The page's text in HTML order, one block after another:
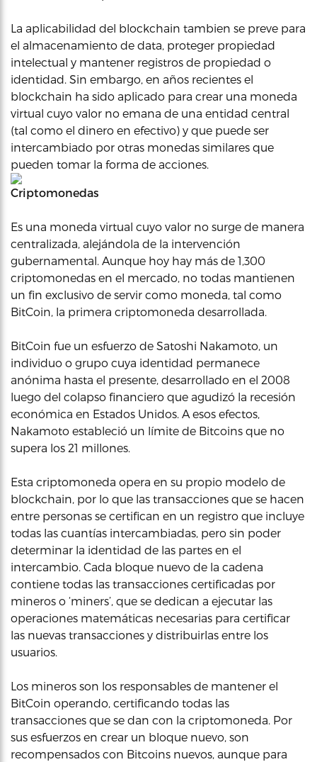
La aplicabilidad del blockchain tambien se preve para
el almacenamiento de data, proteger propiedad
intelectual y mantener registros de propiedad o
identidad. Sin embargo, en años recientes el
blockchain ha sido aplicado para crear una moneda
virtual cuyo valor no emana de una entidad central
(tal como el dinero en efectivo) y que puede ser
intercambiado por otras monedas similares que
pueden tomar la forma de acciones.
Criptomonedas
Es una moneda virtual cuyo valor no surge de manera
centralizada, alejándola de la intervención
gubernamental. Aunque hoy hay más de 1,300
criptomonedas en el mercado, no todas mantienen
un fin exclusivo de servir como moneda, tal como
BitCoin, la primera criptomoneda desarrollada.
BitCoin fue un esfuerzo de Satoshi Nakamoto, un
individuo o grupo cuya identidad permanece
anónima hasta el presente, desarrollado en el 2008
luego del colapso financiero que agudizó la recesión
económica en Estados Unidos. A esos efectos,
Nakamoto estableció un límite de Bitcoins que no
supera los 21 millones.
Esta criptomoneda opera en su propio modelo de
blockchain, por lo que las transacciones que se hacen
entre personas se certifican en un registro que incluye
todas las cuantías intercambiadas, pero sin poder
determinar la identidad de las partes en el
intercambio. Cada bloque nuevo de la cadena
contiene todas las transacciones certificadas por
mineros o ‘miners’, que se dedican a ejecutar las
operaciones matemáticas necesarias para certificar
las nuevas transacciones y distribuirlas entre los
usuarios.
Los mineros son los responsables de mantener el
BitCoin operando, certificando todas las
transacciones que se dan con la criptomoneda. Por
sus esfuerzos en crear un bloque nuevo, son
recompensados con Bitcoins nuevos, aunque para